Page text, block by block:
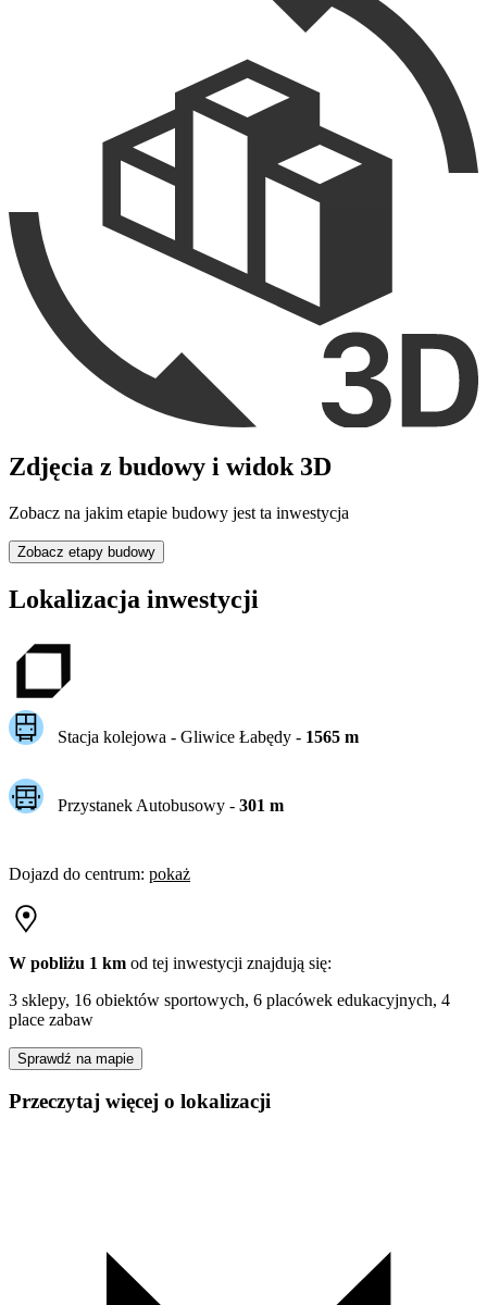
Zdjęcia z budowy i widok 3D
Zobacz na jakim etapie budowy jest ta inwestycja
Zobacz etapy budowy
Lokalizacja inwestycji
Stacja kolejowa - Gliwice Łabędy- 1565m
Przystanek Autobusowy - 301 m
Dojazd do centrum: pokaż
W pobliżu 1 km od tej inwestycji znajdują się:
3 sklepy, 16 obiektów sportowych, 6 placówek edukacyjnych, 4
place zabaw
Sprawdź na mapie
Przeczytaj więcej o lokalizacji